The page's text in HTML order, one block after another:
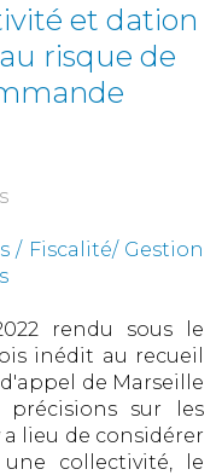
et dation
risque de
/ Fiscalité/ Gestion
rendu sous le
inédit au recueil
de Marseille
sur les
lieu de considérer
collectivité, le